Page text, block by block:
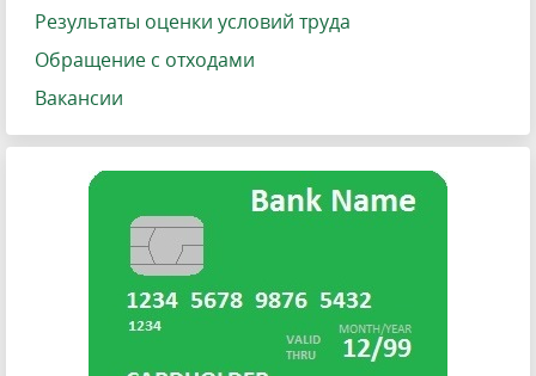
Результаты оценки условий труда
Обращение с отходами
Вакансии